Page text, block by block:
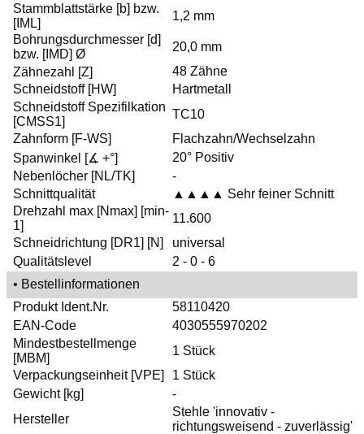
Stammblattstärke [b] bzw.
[IML]
1,2 mm
Bohrungsdurchmesser [d]
bzw. [IMD] Ø
20,0 mm
Zähnezahl [Z]
48 Zähne
Schneidstoff [HW]
Hartmetall
Schneidstoff Spezifilkation
[CMSS1]
TC10
Zahnform [F-WS]
Flachzahn/Wechselzahn
Spanwinkel [∡ +°]
20° Positiv
Nebenlöcher [NL/TK]
-
Schnittqualität
▲▲▲▲ Sehr feiner Schnitt
Drehzahl max [Nmax] [min-
1]
11.600
Schneidrichtung [DR1] [N]
universal
Qualitätslevel
2 - 0 - 6
• Bestellinformationen
Produkt Ident.Nr.
58110420
EAN-Code
4030555970202
Mindestbestellmenge
[MBM]
1 Stück
Verpackungseinheit [VPE]
1 Stück
Gewicht [kg]
-
Hersteller
Stehle 'innovativ -
richtungsweisend - zuverlässig'